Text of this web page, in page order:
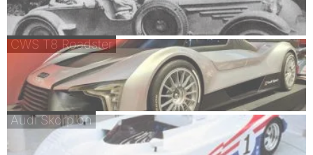
CWS T8 Roadster
Audi Skorpion